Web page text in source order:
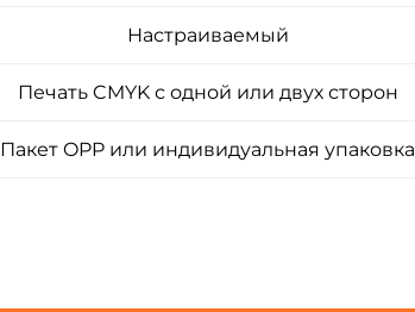
Настраиваемый
Печать CMYK с одной или двух сторон
Пакет OPP или индивидуальная упаковка